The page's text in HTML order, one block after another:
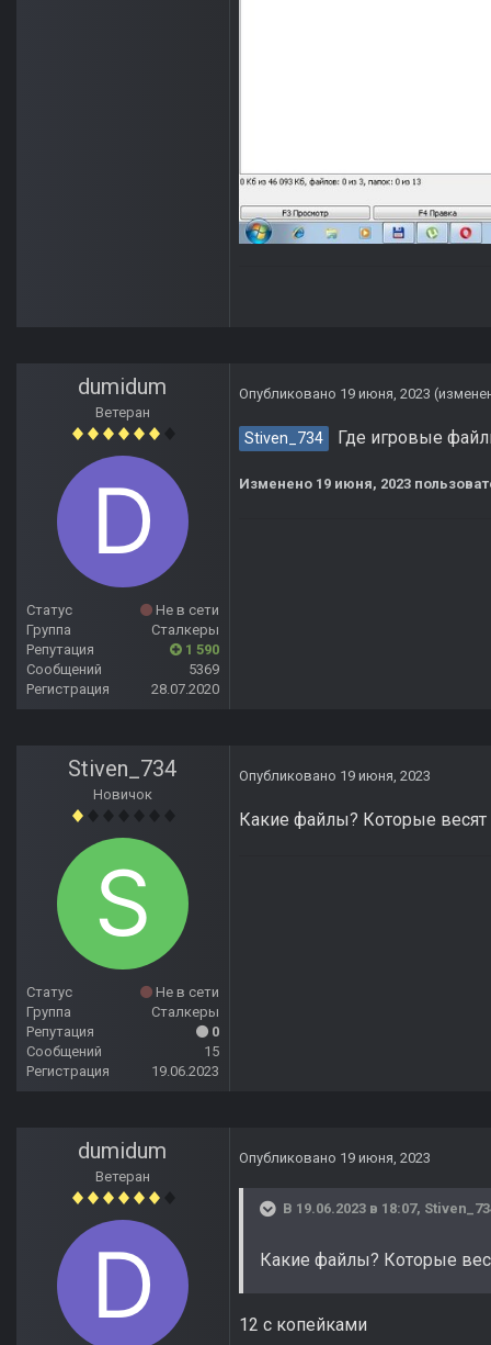
dumidum
Ветеран
Статус
Не в сети
Группа
Сталкеры
Репутация
1 590
Сообщений
5369
Регистрация
28.07.2020
Опубликовано 19 июня, 2023
Stiven_734 Где игровые
Изменено 19 июня, 2023
Stiven_734
Новичок
Статус
Не в сети
Группа
Сталкеры
Репутация
0
Сообщений
15
Регистрация
19.06.2023
Опубликовано 19 июня, 2023
Какие файлы? Которые весят
dumidum
Ветеран
Опубликовано 19 июня, 2023
В 19.06.2023 в 18:07,
Какие файлы? Которые
12 с копейками